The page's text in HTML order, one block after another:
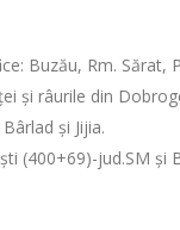
Buzău, Rm. Sărat,
și râurile din
și Jijia.
(400+69)-jud.SM și